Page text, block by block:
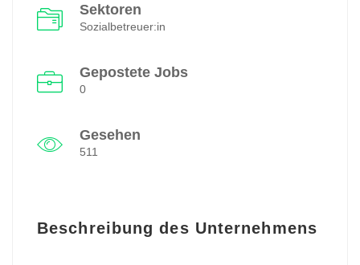
Sektoren
Sozialbetreuer:in
Gepostete Jobs
0
Gesehen
511
Beschreibung des Unternehmens